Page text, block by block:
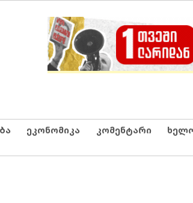
ეკონომიკა კომენტარი